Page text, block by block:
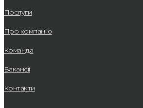
фінансового директора, справді багато, а
ринку України, які оперативно та якісно
фінансового
Послуги
Про компанію
Команда
Вакансії
Контакти